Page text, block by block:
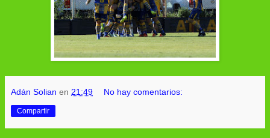
Adán Solian en 21:49 No hay comentarios:
Compartir